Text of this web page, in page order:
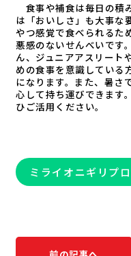
食事や補食は毎日の積
は「おいしさ」も大事な
やつ感覚で食べられるた
悪感のないせんべいです
ん、ジュニアアスリート
めの食事を意識している
になります。また、暑さ
心して持ち運びできます
ひご活用ください。
ミライオニギリプ